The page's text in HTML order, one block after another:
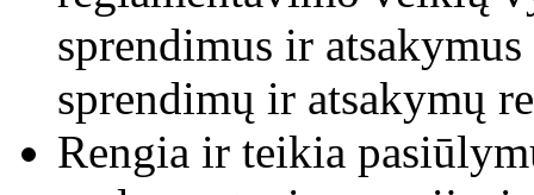
sprendimus ir
sprendimų ir atsakymų
Rengia ir teikia